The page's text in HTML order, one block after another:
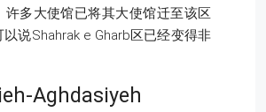
许多大使馆已将其大使馆迁至该区
说Shahrak e Gharb区已经变得非
Aghdasiyeh